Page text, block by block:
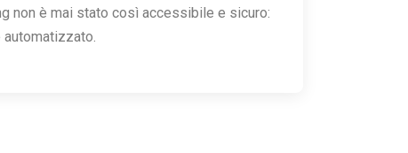
non è mai stato così accessibile e sicuro: